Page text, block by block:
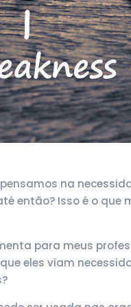
na
então? Isso é o
para meus
eles viam